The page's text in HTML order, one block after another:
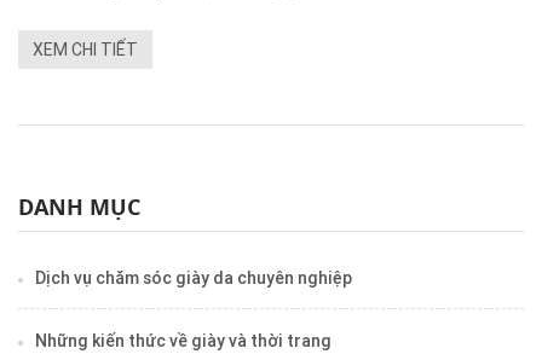
XEM CHI TIẾT
DANH MỤC
Dịch vụ chăm sóc giày da chuyên nghiệp
Những kiến thức về giày và thời trang